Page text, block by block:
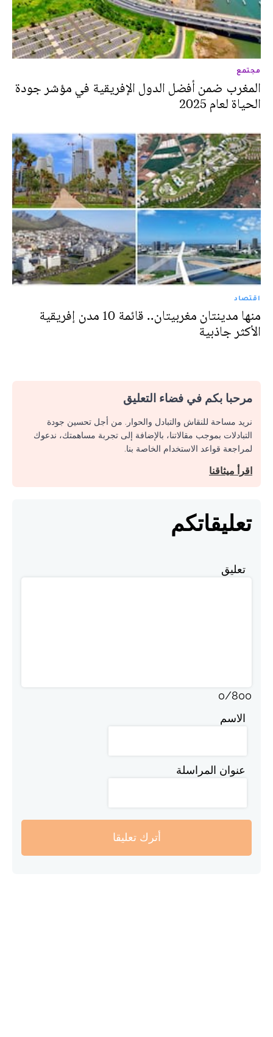
مجتمع
المغرب ضمن أفضل الدول الإفريقية في مؤشر جودة
الحياة لعام 2025
اقتصاد
منها مدينتان مغربيتان.. قائمة 10 مدن إفريقية
الأكثر جاذبية
مرحبا بكم في فضاء التعليق
نريد مساحة للنقاش والتبادل والحوار. من أجل تحسين جودة
التبادلات بموجب مقالاتنا، بالإضافة إلى تجربة مساهمتك، ندعوك
لمراجعة قواعد الاستخدام الخاصة بنا.
اقرأ ميثاقنا
تعليقاتكم
تعليق
0/800
الاسم
عنوان المراسلة
أترك تعليقا